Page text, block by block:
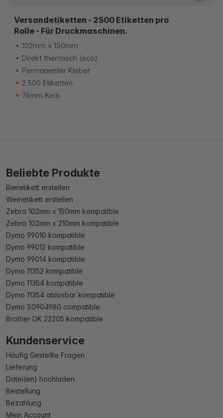
Versandetiketten - 2500 Etiketten pro
Rolle - Für Druckmaschinen.
102mm x 150mm
Direkt thermisch (eco)
Permanenter Kleber
2.500 Etiketten
76mm Kern
Beliebte Produkte
Bieretikett erstellen
Weinetikett erstellen
Zebra 102mm x 150mm kompatible
Zebra 102mm x 210mm kompatible
Dymo 99010 kompatible
Dymo 99012 kompatible
Dymo 99014 kompatible
Dymo 11352 kompatible
Dymo 11354 kompatible
Dymo 11354 ablösbar kompatible
Dymo S0904980 compatible
Brother DK 22205 kompatible
Kundenservice
Häufig Gestellte Fragen
Lieferung
Datei(en) hochladen
Bestellung
Bezahlung
Mein Account